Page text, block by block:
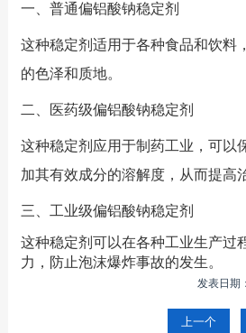
一、普通偏铝酸钠稳定剂
这种稳定剂适用于各种食品和饮料
的色泽和质地。
二、医药级偏铝酸钠稳定剂
这种稳定剂应用于制药工业，可以
加其有效成分的溶解度，从而提高
三、工业级偏铝酸钠稳定剂
这种稳定剂可以在各种工业生产过
力，防止泡沫爆炸事故的发生。
发表日期
上一个